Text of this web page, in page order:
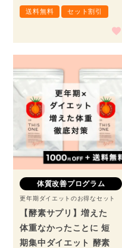
送料無料 セット割引
体質改善プログラム
更年期ダイエットのお得なセット
【酵素サプリ】増えた
体重なかったことに 短
期集中ダイエット 酵素